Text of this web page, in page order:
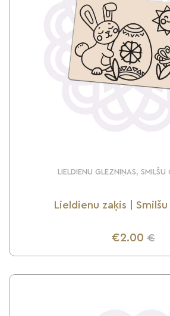
LIELDIENU GLEZNIŅAS, SMILŠU
Lieldienu zaķis |
€2.00 €
UZZINI VAIRĀK